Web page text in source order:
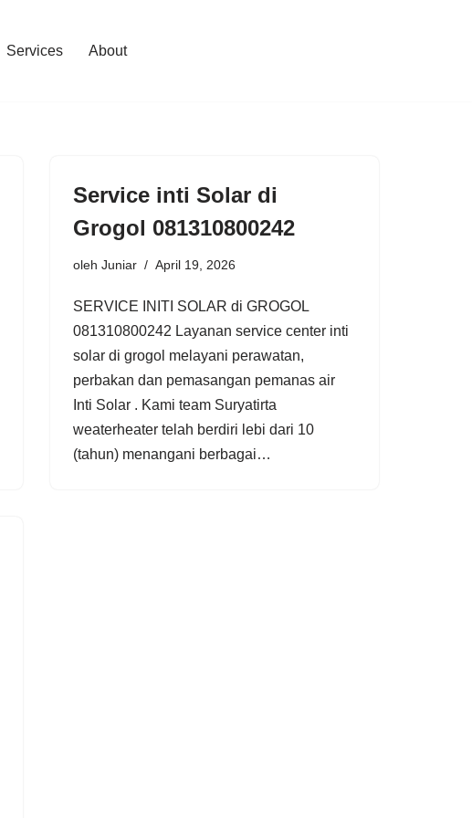
Services About
Service inti Solar di
Grogol 081310800242
oleh Juniar April 19, 2026
SERVICE INITI SOLAR di GROGOL
081310800242 Layanan service center inti
solar di grogol melayani perawatan,
perbakan dan pemasangan pemanas air
Inti Solar . Kami team Suryatirta
weaterheater telah berdiri lebi dari 10
(tahun) menangani berbagai…